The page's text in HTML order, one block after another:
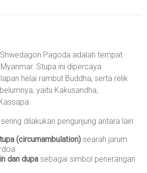
Pagoda adalah tempat
Stupa ini dipercaya
helai rambut Buddha, serta relik
yaitu Kakusandha,
dilakukan pengunjung antara lain:
(circumambulation) searah jarum
dan dupa sebagai simbol penerangan